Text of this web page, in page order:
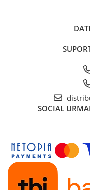
SOCIAL